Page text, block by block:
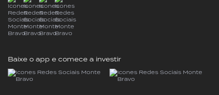
Baixe o app e comece a investir